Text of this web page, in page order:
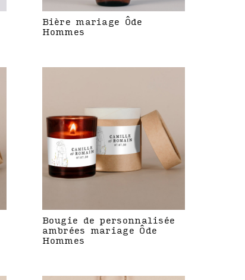
Bière mariage Ôde
Hommes
Bougie de personnalisée
ambrées mariage Ôde
Hommes